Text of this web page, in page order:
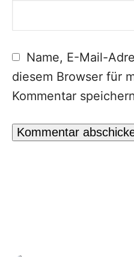
Name, E-Mail-
diesem Browser für
Kommentar